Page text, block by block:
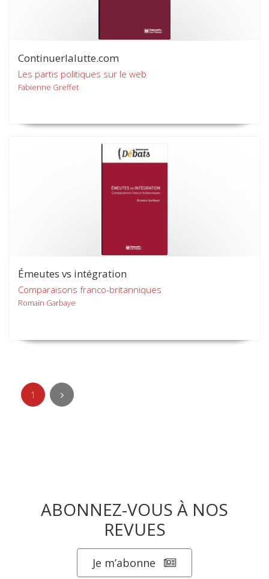
Continuerlalutte.com
Les partis politiques sur le web
Fabienne Greffet
Émeutes vs intégration
Comparaisons franco-britanniques
Romain Garbaye
1
ABONNEZ-VOUS À NOS
REVUES
Je m’abonne